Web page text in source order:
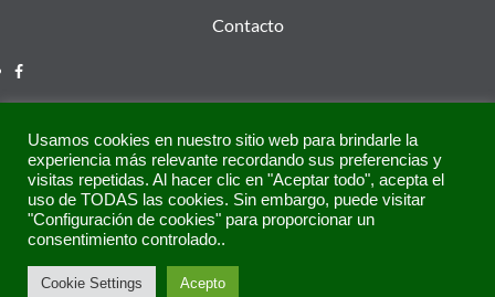
Contacto
Copyright © Todos los derechos reservados.
Usamos cookies en nuestro sitio web para brindarle la
experiencia más relevante recordando sus preferencias y
visitas repetidas. Al hacer clic en "Aceptar todo", acepta el
uso de TODAS las cookies. Sin embargo, puede visitar
"Configuración de cookies" para proporcionar un
consentimiento controlado..
Cookie Settings Acepto